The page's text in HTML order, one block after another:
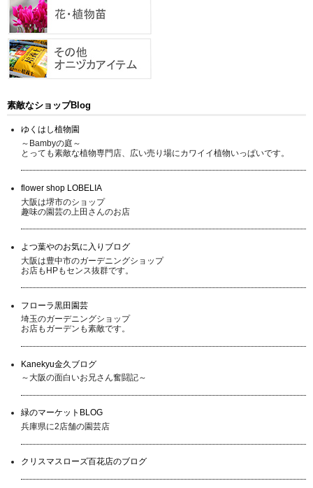
素敵なショップBlog
ゆくはし植物園
～Bambyの庭～
とっても素敵な植物専門店、広い売り場にカワイイ植物いっぱいです。
flower shop LOBELIA
大阪は堺市のショップ
趣味の園芸の上田さんのお店
よつ葉やのお気に入りブログ
大阪は豊中市のガーデニングショップ
お店もHPもセンス抜群です。
フローラ黒田園芸
埼玉のガーデニングショップ
お店もガーデンも素敵です。
Kanekyu金久ブログ
～大阪の面白いお兄さん奮闘記～
緑のマーケットBLOG
兵庫県に2店舗の園芸店
クリスマスローズ百花店のブログ